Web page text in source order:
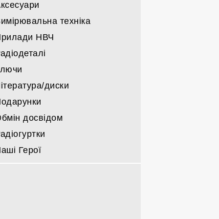
Інші радіо лампи
техніка
НВЧ
диски
досвідом
Герої